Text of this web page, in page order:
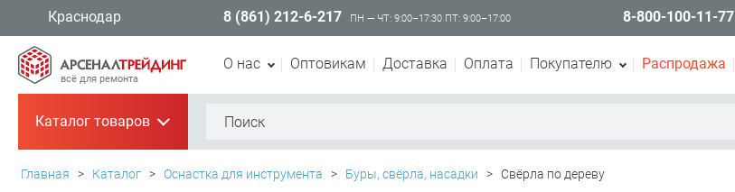
Краснодар 8 (861) 212-6-217 ПН — ЧТ: 9:00–17:30 ПТ: 9:00–17:00 8-800-100-11-77
всё для ремонта
О нас Оптовикам Доставка Оплата Покупателю Распродажа
Каталог товаров+
Главная > Каталог > Оснастка для инструмента > Буры, свёрла, насадки > Свёрла по дереву